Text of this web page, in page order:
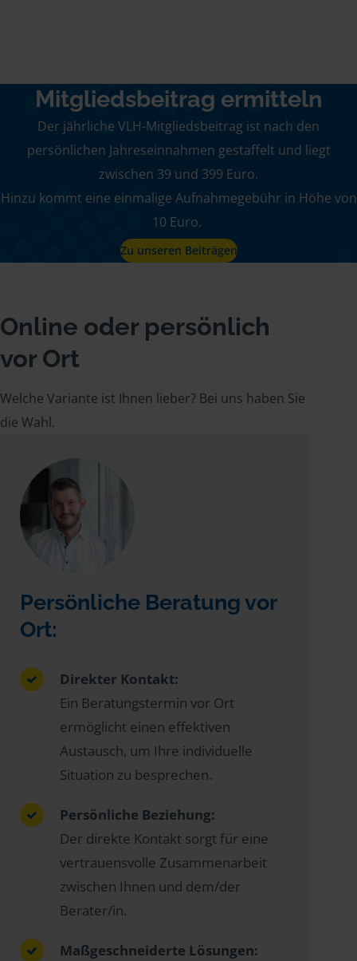
Mitgliedsbeitrag ermitteln
Der jährliche VLH-Mitgliedsbeitrag ist nach den
persönlichen Jahreseinnahmen gestaffelt und liegt
zwischen 39 und 399 Euro.
Hinzu kommt eine einmalige Aufnahmegebühr in Höhe von
10 Euro.
Zu unseren Beiträgen
Online oder persönlich
vor Ort
Welche Variante ist Ihnen lieber? Bei uns haben Sie
die Wahl.
Persönliche Beratung vor
Ort:
Direkter Kontakt:
Ein Beratungstermin vor Ort
ermöglicht einen effektiven
Austausch, um Ihre individuelle
Situation zu besprechen.
Persönliche Beziehung:
Der direkte Kontakt sorgt für eine
vertrauensvolle Zusammenarbeit
zwischen Ihnen und dem/der
Berater/in.
Maßgeschneiderte Lösungen: